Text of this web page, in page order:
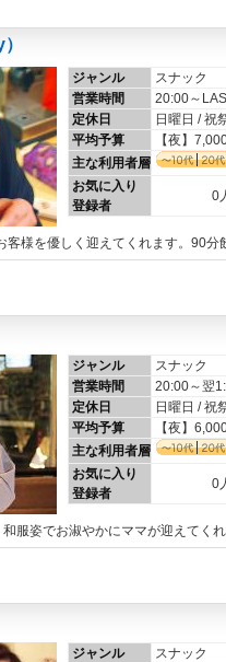
ジャンル スナック
営業時間
20:00～
定休日
日曜日 / 祝
平均予算
【夜】
主な利用者層
お気に入り
登録者
0
様を優しく迎えてくれます。90分
ジャンル スナック
営業時間
20:00～翌
定休日
日曜日 / 祝
平均予算
【夜】
主な利用者層
お気に入り
登録者
0
服姿でお淑やかにママが迎えてく
ジャンル スナック